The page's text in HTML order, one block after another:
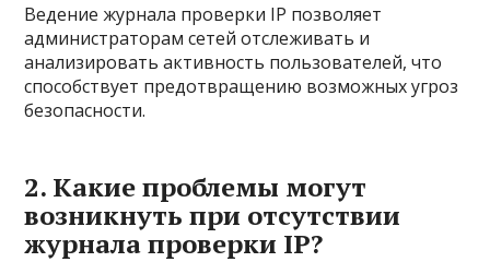
Ведение журнала проверки IP позволяет
администраторам сетей отслеживать и
анализировать активность пользователей, что
способствует предотвращению возможных угроз
безопасности.
2. Какие проблемы могут
возникнуть при отсутствии
журнала проверки IP?